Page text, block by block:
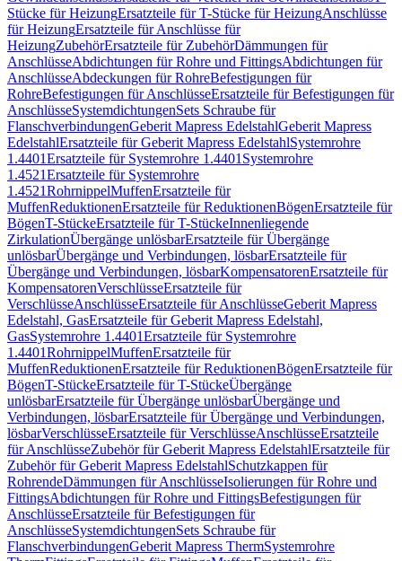
Stücke für HeizungErsatzteile für T-Stücke für HeizungAnschlüsse
für HeizungErsatzteile für Anschlüsse für
HeizungZubehörErsatzteile für ZubehörDämmungen für
AnschlüsseAbdichtungen für Rohre und FittingsAbdichtungen für
AnschlüsseAbdeckungen für RohreBefestigungen für
RohreBefestigungen für AnschlüsseErsatzteile für Befestigungen für
AnschlüsseSystemdichtungenSets Schraube für
FlanschverbindungenGeberit Mapress EdelstahlGeberit Mapress
EdelstahlErsatzteile für Geberit Mapress EdelstahlSystemrohre
1.4401Ersatzteile für Systemrohre 1.4401 Systemrohre
1.4521Ersatzteile für Systemrohre
1.4521RohrnippelMuffenErsatzteile für
MuffenReduktionenErsatzteile für ReduktionenBögenErsatzteile für
BögenT-StückeErsatzteile für T-StückeInnenliegende
ZirkulationÜbergänge unlösbarErsatzteile für Übergänge
unlösbarÜbergänge und Verbindungen, lösbarErsatzteile für
Übergänge und Verbindungen, lösbarKompensatorenErsatzteile für
KompensatorenVerschlüsseErsatzteile für
VerschlüsseAnschlüsseErsatzteile für AnschlüsseGeberit Mapress
Edelstahl, GasErsatzteile für Geberit Mapress Edelstahl,
GasSystemrohre 1.4401Ersatzteile für Systemrohre
1.4401RohrnippelMuffenErsatzteile für
MuffenReduktionenErsatzteile für ReduktionenBögenErsatzteile für
BögenT-StückeErsatzteile für T-StückeÜbergänge
unlösbarErsatzteile für Übergänge unlösbarÜbergänge und
Verbindungen, lösbarErsatzteile für Übergänge und Verbindungen,
lösbarVerschlüsseErsatzteile für VerschlüsseAnschlüsseErsatzteile
für AnschlüsseZubehör für Geberit Mapress EdelstahlErsatzteile für
Zubehör für Geberit Mapress EdelstahlSchutzkappen für
RohrendeDämmungen für AnschlüsseIsolierungen für Rohre und
FittingsAbdichtungen für Rohre und FittingsBefestigungen für
AnschlüsseErsatzteile für Befestigungen für
AnschlüsseSystemdichtungenSets Schraube für
FlanschverbindungenGeberit Mapress ThermSystemrohre